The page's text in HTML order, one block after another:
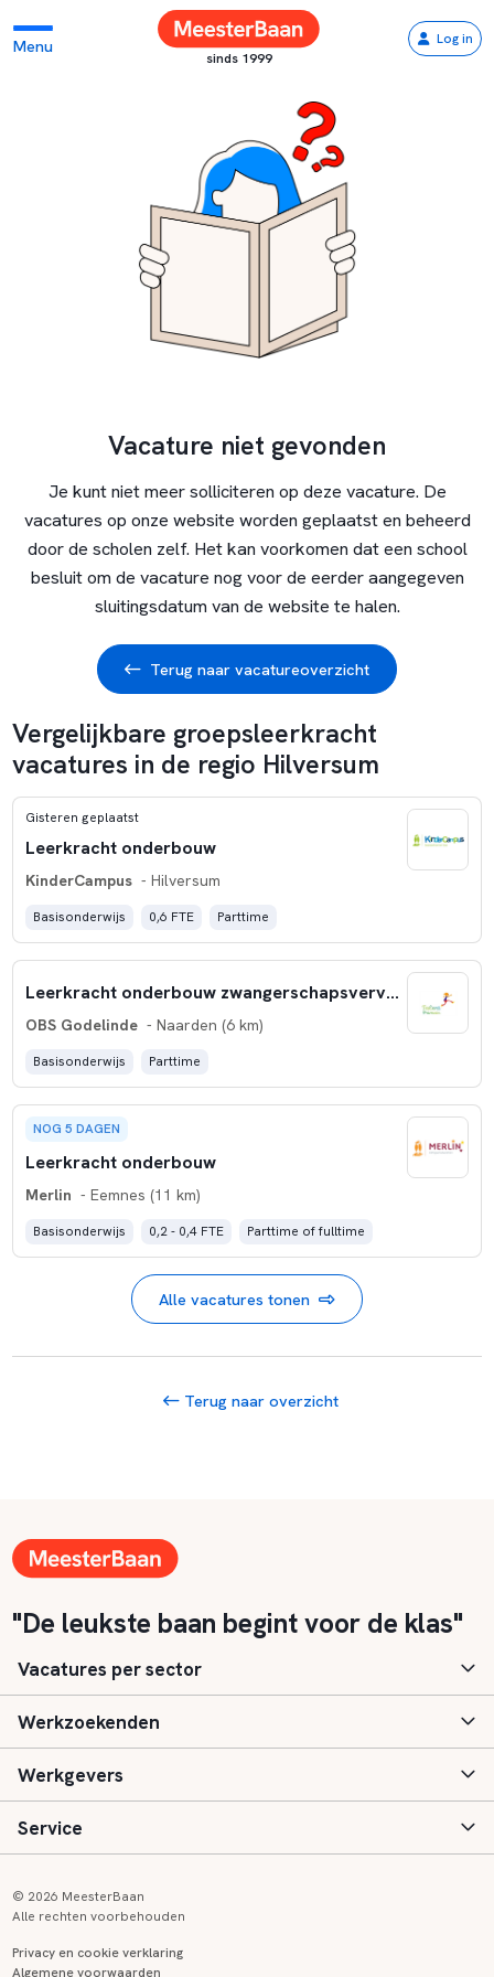
Menu
sinds 1999
Log in
Vacature niet gevonden
Je kunt niet meer solliciteren op deze vacature. De
vacatures op onze website worden geplaatst en beheerd
door de scholen zelf. Het kan voorkomen dat een school
besluit om de vacature nog voor de eerder aangegeven
sluitingsdatum van de website te halen.
Terug naar vacatureoverzicht
Vergelijkbare groepsleerkracht
vacatures in de regio Hilversum
Gisteren geplaatst
Leerkracht onderbouw
KinderCampus - Hilversum
Basisonderwijs 0,6 FTE Parttime
Leerkracht onderbouw zwangerschapsvervanging (WTF 0,4)
OBS Godelinde - Naarden (6 km)
Basisonderwijs Parttime
NOG 5 DAGEN
Leerkracht onderbouw
Merlin - Eemnes (11 km)
Basisonderwijs 0,2 - 0,4 FTE Parttime of fulltime
Alle vacatures tonen
Terug naar overzicht
"De leukste baan begint voor de klas"
Vacatures per sector
Basisonderwijs
Speciaal (basis) onderwijs
Voortgezet onderwijs
Werkzoekenden
Aanmelden
Vacatures
Werkgevers
Inloggen
Service
© 2026 MeesterBaan
Alle rechten voorbehouden
Privacy en cookie verklaring
Algemene voorwaarden